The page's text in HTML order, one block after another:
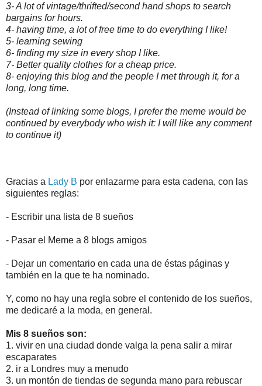
3- A lot of vintage/thrifted/second hand shops to search
bargains for hours.
4- having time, a lot of free time to do everything I like!
5- learning sewing
6- finding my size in every shop I like.
7- Better quality clothes for a cheap price.
8- enjoying this blog and the people I met through it, for a
long, long time.
(Instead of linking some blogs, I prefer the meme would be
continued by everybody who wish it: I will like any comment
to continue it)
Gracias a Lady B por enlazarme para esta cadena, con las
siguientes reglas:
- Escribir una lista de 8 sueños
- Pasar el Meme a 8 blogs amigos
- Dejar un comentario en cada una de éstas páginas y
también en la que te ha nominado.
Y, como no hay una regla sobre el contenido de los sueños,
me dedicaré a la moda, en general.
Mis 8 sueños son:
1. vivir en una ciudad donde valga la pena salir a mirar
escaparates
2. ir a Londres muy a menudo
3. un montón de tiendas de segunda mano para rebuscar